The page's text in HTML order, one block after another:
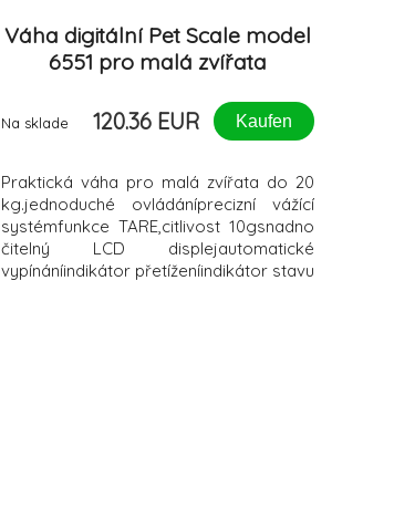
Váha digitální Pet Scale model
6551 pro malá zvířata
Na sklade 120.36 EUR Kaufen
Praktická váha pro malá zvířata do 20
kg.jednoduché ovládáníprecizní vážící
systémfunkce TARE,citlivost 10gsnadno
čitelný LCD displejautomatické
vypínáníindikátor přetíženíindikátor stavu